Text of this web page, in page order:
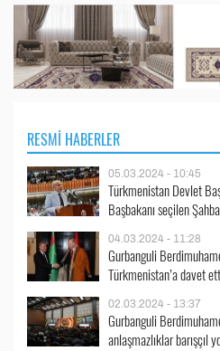
RESMI HABERLER
05.03.2024 - 10:45
Türkmenistan Devlet
Başbakanı seçilen
04.03.2024 - 11:28
Gurbanguli
Türkmenistan’a davet
02.03.2024 - 13:37
Gurbanguli
anlaşmazlıklar barışçıl